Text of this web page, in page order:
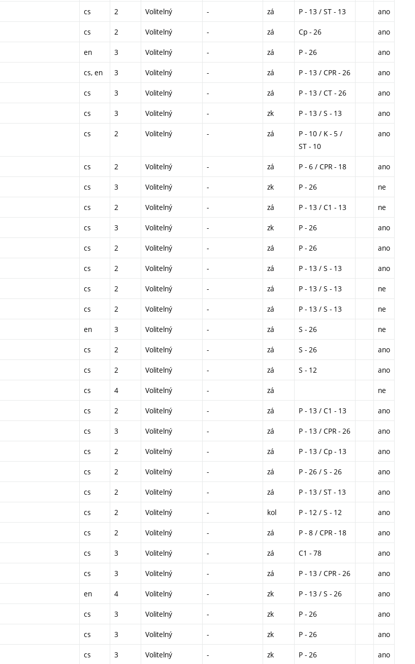
cs 2 Volitelný - zá P - 13 / ST - 13 ano
cs 2 Volitelný - zá Cp - 26 ano
en 3 Volitelný - zá P - 26 ano
cs, en 3 Volitelný - zá P - 13 / CPR - 26 ano
cs 3 Volitelný - zá P - 13 / CT - 26 ano
cs 3 Volitelný - zk P - 13 / S - 13 ano
cs 2 Volitelný - zá
P - 10 / K - 5 /
ST - 10
ano
cs 2 Volitelný - zá P - 6 / CPR - 18 ano
cs 3 Volitelný - zk P - 26 ne
cs 2 Volitelný - zá P - 13 / C1 - 13 ne
cs 3 Volitelný - zk P - 26 ano
cs 2 Volitelný - zá P - 26 ano
cs 2 Volitelný - zá P - 13 / S - 13 ano
cs 2 Volitelný - zá P - 13 / S - 13 ne
cs 2 Volitelný - zá P - 13 / S - 13 ne
en 3 Volitelný - zá S - 26 ne
cs 2 Volitelný - zá S - 26 ano
cs 2 Volitelný - zá S - 12 ano
cs 4 Volitelný - zá ne
cs 2 Volitelný - zá P - 13 / C1 - 13 ano
cs 3 Volitelný - zá P - 13 / CPR - 26 ano
cs 2 Volitelný - zá P - 13 / Cp - 13 ano
cs 2 Volitelný - zá P - 26 / S - 26 ano
cs 2 Volitelný - zá P - 13 / ST - 13 ano
cs 2 Volitelný - kol P - 12 / S - 12 ano
cs 2 Volitelný - zá P - 8 / CPR - 18 ano
cs 3 Volitelný - zá C1 - 78 ano
cs 3 Volitelný - zá P - 13 / CPR - 26 ano
en 4 Volitelný - zk P - 13 / S - 26 ano
cs 3 Volitelný - zk P - 26 ano
cs 3 Volitelný - zk P - 26 ano
cs 3 Volitelný - zk P - 26 ano